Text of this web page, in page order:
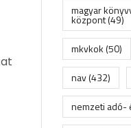
magyar
központ(49)
mkvkok(50)
nav(432)
nemzeti adó-